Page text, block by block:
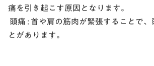
痛を引き起こす原因となります。
頭痛 :首や肩の筋肉が緊張することで
とがあります。